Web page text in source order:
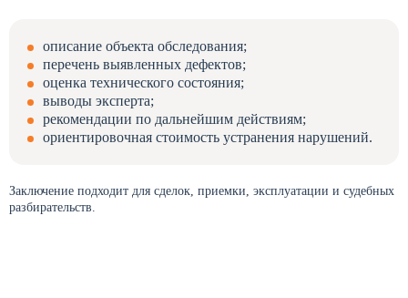
описание объекта обследования;
перечень выявленных дефектов;
оценка технического состояния;
выводы эксперта;
рекомендации по дальнейшим действиям;
ориентировочная стоимость устранения нарушений.
Заключение подходит для сделок, приемки, эксплуатации и судебных
разбирательств.